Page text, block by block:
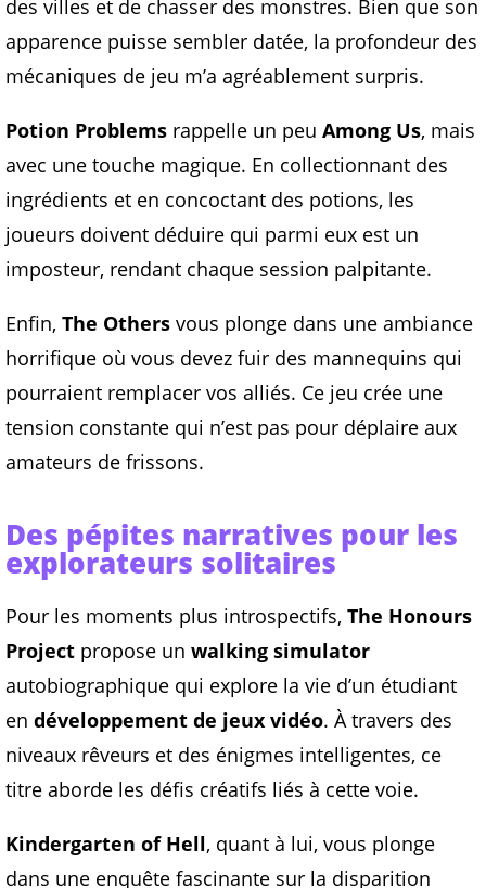
des villes et de chasser des monstres. Bien que son
apparence puisse sembler datée, la profondeur des
mécaniques de jeu m’a agréablement surpris.
Potion Problems rappelle un peu Among Us, mais
avec une touche magique. En collectionnant des
ingrédients et en concoctant des potions, les
joueurs doivent déduire qui parmi eux est un
imposteur, rendant chaque session palpitante.
Enfin, The Others vous plonge dans une ambiance
horrifique où vous devez fuir des mannequins qui
pourraient remplacer vos alliés. Ce jeu crée une
tension constante qui n’est pas pour déplaire aux
amateurs de frissons.
Des pépites narratives pour les
explorateurs solitaires
Pour les moments plus introspectifs, The Honours
Project propose un walking simulator
autobiographique qui explore la vie d’un étudiant
en développement de jeux vidéo. À travers des
niveaux rêveurs et des énigmes intelligentes, ce
titre aborde les défis créatifs liés à cette voie.
Kindergarten of Hell, quant à lui, vous plonge
dans une enquête fascinante sur la disparition